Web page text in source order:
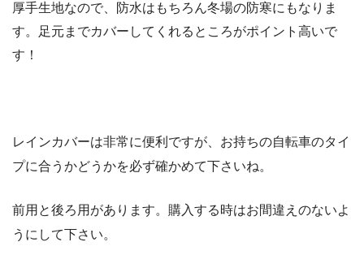
厚手生地なので、防水はもちろん冬場の防寒にもなりま
す。足元までカバーしてくれるところがポイント高いで
す！
レインカバーは非常に便利ですが、お持ちの自転車のタイ
プに合うかどうかを必ず確かめて下さいね。
前用と後ろ用があります。購入する時はお間違えのないよ
うにして下さい。